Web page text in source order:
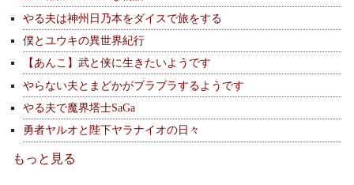
やる夫は神州日乃本をダイスで旅をする
僕とユウキの異世界紀行
【あんこ】武と侠に生きたいようです
やらない夫とまどかがブラブラするようです
やる夫で魔界塔士SaGa
勇者ヤルオと陛下ヤラナイオの日々
もっと見る